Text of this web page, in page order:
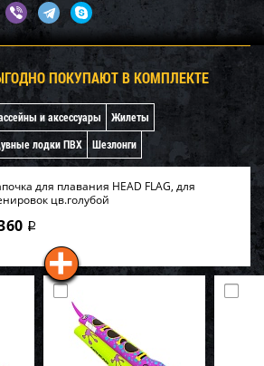
ПОКУПАЮТ В КОМПЛЕКТЕ
и аксессуары
Жилеты
лодки ПВХ Шезлонги
для плавания HEAD FLAG, для
цв.голубой
i